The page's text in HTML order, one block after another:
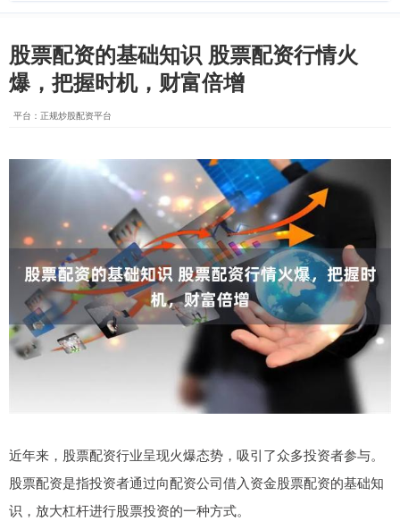
股票配资的基础知识 股票配资行情火
爆，把握时机，财富倍增
平台：正规炒股配资平台
近年来，股票配资行业呈现火爆态势，吸引了众多投资者参与。
股票配资是指投资者通过向配资公司借入资金股票配资的基础知
识，放大杠杆进行股票投资的一种方式。